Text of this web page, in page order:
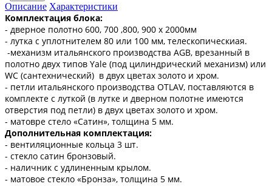
Описание Характеристики
Комплектация блока:
- дверное полотно 600, 700 ,800, 900 х 2000мм
- лутка с уплотнителем 80 или 100 мм, телескопическиая.
-механизм итальянского производства AGB, врезанный в
полотно двух типов Yale (под цилиндрический механизм) или
WC (сантехнический) в двух цветах золото и хром.
- петли итальянского производства OTLAV, поставляются в
комплекте с луткой (в лутке и дверном полотне имеются
отверстия под петли) в двух цветах золото и хром.
- матовре стело «Сатин», толщина 5 мм.
Дополнительная комплектация:
- вентиляционные кольца 3 шт.
- стекло сатин бронзовый.
- наличник с удлиненным крылом.
- матовое стекло «Бронза», толщина 5 мм.